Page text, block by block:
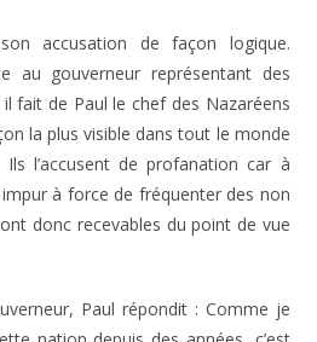
accusation de façon logique.
au gouverneur représentant des
fait de Paul le chef des Nazaréens
la plus visible dans tout le monde
l’accusent de profanation car à
à force de fréquenter des non
donc recevables du point de vue
Paul répondit : Comme je